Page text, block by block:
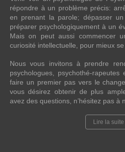
répondre à un problème précis:
en prenant la parole; dépasser
préparer psychologiquement à un
Mais on peut aussi commencer
curiosité intellectuelle, pour mieux se
Nous vous invitons à prendre
psychologues, psychothé-
faire un premier pas vers le
vous désirez obtenir de plus
avez des questions, n’hésitez pas à
Lire la suite